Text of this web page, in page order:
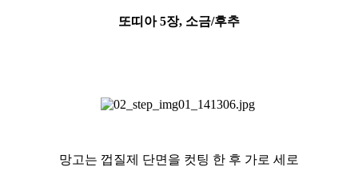
또띠아 5장, 소금/후추
망고는 껍질제 단면을 컷팅 한 후 가로 세로